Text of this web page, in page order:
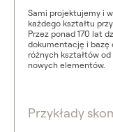
Sami projektujemy i
każdego kształtu
Przez ponad 170 lat
dokumentację i bazę
różnych kształtów
nowych elementów.
Przykłady